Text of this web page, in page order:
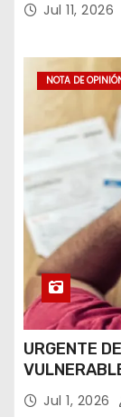
Jul 11, 2026
NOTA DE
URGENTE
Jul 1, 2026